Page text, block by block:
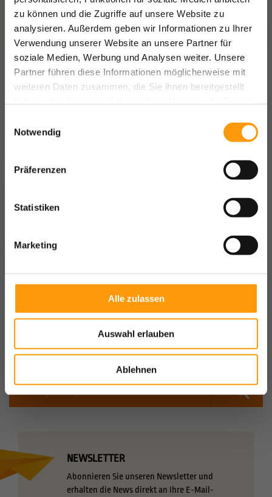
zu können und die Zugriffe auf unsere Website zu
analysieren. Außerdem geben wir Informationen zu Ihrer
Verwendung unserer Website an unsere Partner für
soziale Medien, Werbung und Analysen weiter. Unsere
Partner führen diese Informationen möglicherweise mit
weiteren Daten zusammen, die Sie ihnen bereitgestellt
Notwendig
Präferenzen
Statistiken
Marketing
Alle zulassen
Auswahl erlauben
Ablehnen
KURSE SHOP
REVIER-
JOBS
NEWSLETTER
Abonnieren Sie unseren Newsletter und
erhalten die News direkt an Ihre E-Mail-